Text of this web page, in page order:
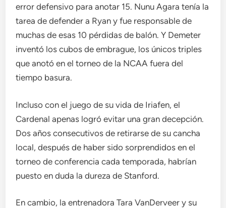
error defensivo para anotar 15. Nunu Agara tenía la
tarea de defender a Ryan y fue responsable de
muchas de esas 10 pérdidas de balón. Y Demeter
inventó los cubos de embrague, los únicos triples
que anotó en el torneo de la NCAA fuera del
tiempo basura.
Incluso con el juego de su vida de Iriafen, el
Cardenal apenas logró evitar una gran decepción.
Dos años consecutivos de retirarse de su cancha
local, después de haber sido sorprendidos en el
torneo de conferencia cada temporada, habrían
puesto en duda la dureza de Stanford.
En cambio, la entrenadora Tara VanDerveer y su